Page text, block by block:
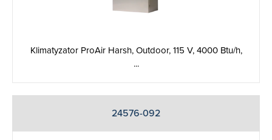
Klimatyzator ProAir Harsh, Outdoor, 115 V, 4000 Btu/h,
...
24576-092